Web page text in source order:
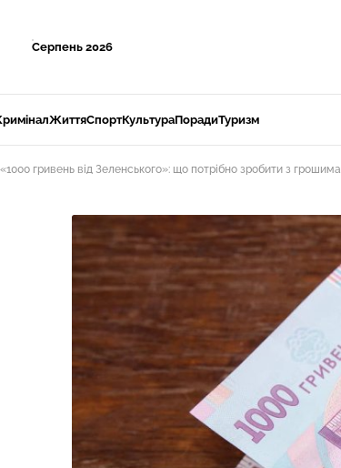
Серпень 2026
ЖиттяСпортКультураПорадиТуризм
гривень від Зеленського»: що потрібно зробити з грошима